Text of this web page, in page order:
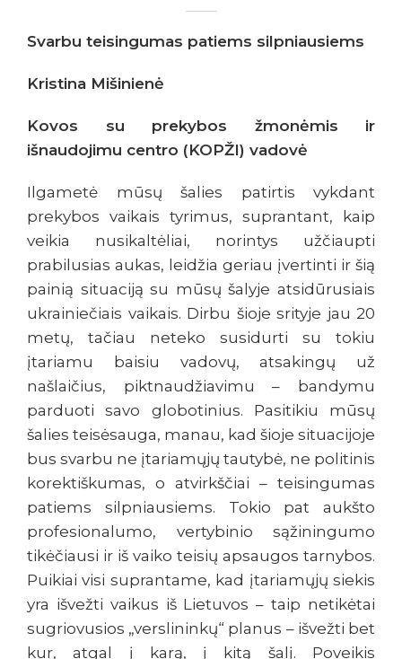
Svarbu teisingumas patiems silpniausiems
Kristina Mišinienė
Kovos su prekybos žmonėmis ir
išnaudojimu centro (KOPŽI) vadovė
Ilgametė mūsų šalies patirtis vykdant
prekybos vaikais tyrimus, suprantant, kaip
veikia nusikaltėliai, norintys užčiaupti
prabilusias aukas, leidžia geriau įvertinti ir šią
painią situaciją su mūsų šalyje atsidūrusiais
ukrainiečiais vaikais. Dirbu šioje srityje jau 20
metų, tačiau neteko susidurti su tokiu
įtariamu baisiu vadovų, atsakingų už
našlaičius, piktnaudžiavimu – bandymu
parduoti savo globotinius. Pasitikiu mūsų
šalies teisėsauga, manau, kad šioje situacijoje
bus svarbu ne įtariamųjų tautybė, ne politinis
korektiškumas, o atvirkščiai – teisingumas
patiems silpniausiems. Tokio pat aukšto
profesionalumo, vertybinio sąžiningumo
tikėčiausi ir iš vaiko teisių apsaugos tarnybos.
Puikiai visi suprantame, kad įtariamųjų siekis
yra išvežti vaikus iš Lietuvos – taip netikėtai
sugriovusios „verslininkų“ planus – išvežti bet
kur, atgal į karą, į kitą šalį. Poveikis